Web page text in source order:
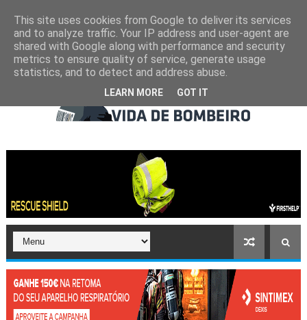
This site uses cookies from Google to deliver its services
and to analyze traffic. Your IP address and user-agent are
shared with Google along with performance and security
metrics to ensure quality of service, generate usage
statistics, and to detect and address abuse.
LEARN MORE GOT IT